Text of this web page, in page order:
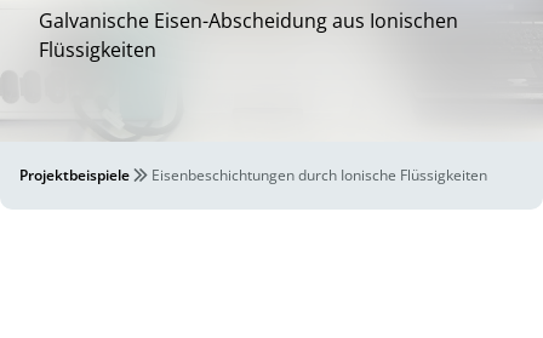
Galvanische Eisen-Abscheidung aus Ionischen
Flüssigkeiten
Projektbeispiele Eisenbeschichtungen durch Ionische Flüssigkeiten